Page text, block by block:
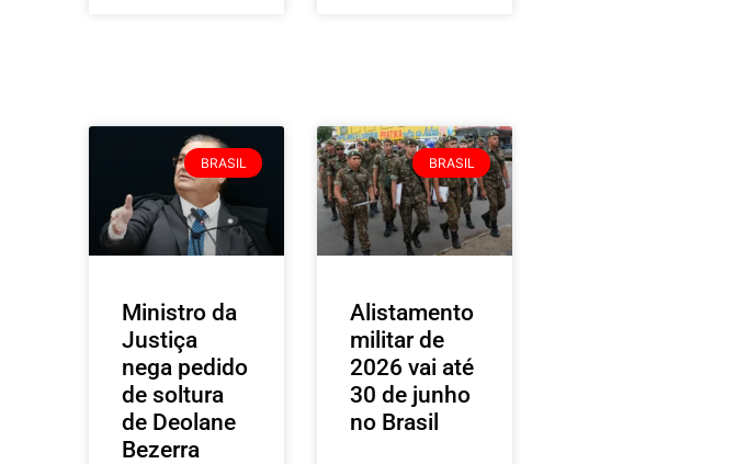
BRASIL
Ministro da
Justiça
nega pedido
de soltura
de Deolane
Bezerra
BRASIL
Alistamento
militar de
2026 vai até
30 de junho
no Brasil